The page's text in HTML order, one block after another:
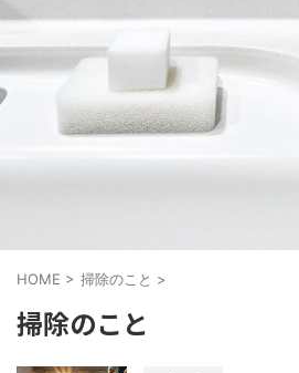
HOME > 掃除のこと >
掃除のこと